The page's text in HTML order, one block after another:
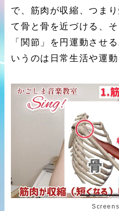
で、筋肉が収縮、つま
て骨と骨を近づける、
「関節」を円運動させ
いうのは日常生活や運動